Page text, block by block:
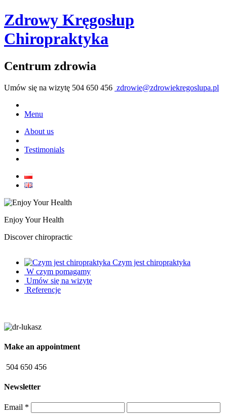
Zdrowy Kręgosłup
Chiropraktyka
Centrum zdrowia
Umów się na wizytę 504 650 456 zdrowie@zdrowiekregoslupa.pl
Menu
About us
Testimonials
Enjoy Your Health
Discover chiropractic
Czym jest chiropraktyka
W czym pomagamy
Umów się na wizytę
Referencje
Make an appointment
504 650 456
Newsletter
Email *